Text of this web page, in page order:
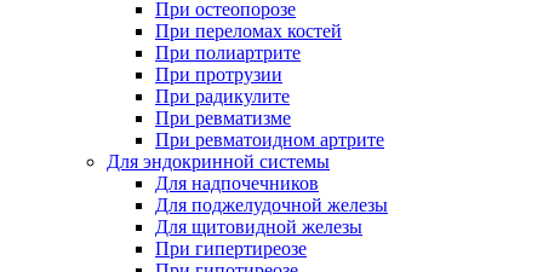
При остеопорозе
При переломах костей
При полиартрите
При протрузии
При радикулите
При ревматизме
При ревматоидном артрите
Для эндокринной системы
Для надпочечников
Для поджелудочной железы
Для щитовидной железы
При гипертиреозе